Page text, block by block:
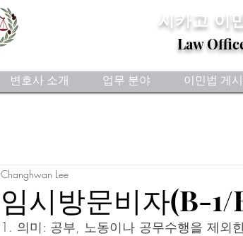
시카고 이
Law
변호사 소개 업무 분야 이민법 게
임시방문비자(B-
Changhwan Lee
1. 의미: 공부, 노동이나 공무수행을 제외